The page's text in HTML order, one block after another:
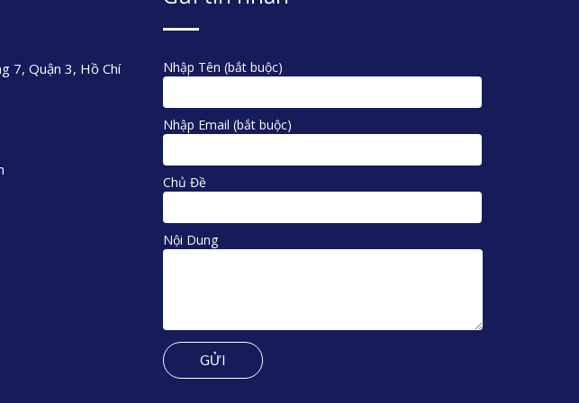
7, Quận 3, Hồ Chí
Nhập Tên (bắt buộc)
Nhập Email (bắt buộc)
Chủ Đề
Nội Dung